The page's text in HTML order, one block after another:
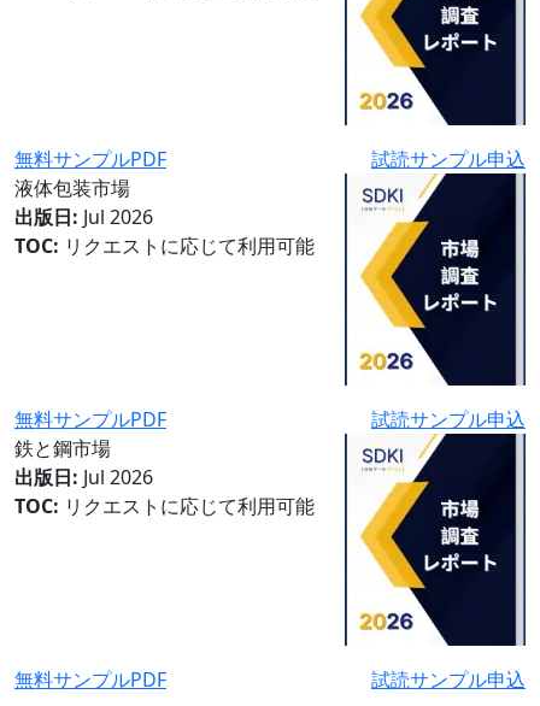
無料サンプルPDF
試読サンプル申込
液体包装市場
出版日: Jul 2026
TOC: リクエストに応じて利用可能
無料サンプルPDF
試読サンプル申込
鉄と鋼市場
出版日: Jul 2026
TOC: リクエストに応じて利用可能
無料サンプルPDF 試読サンプル申込